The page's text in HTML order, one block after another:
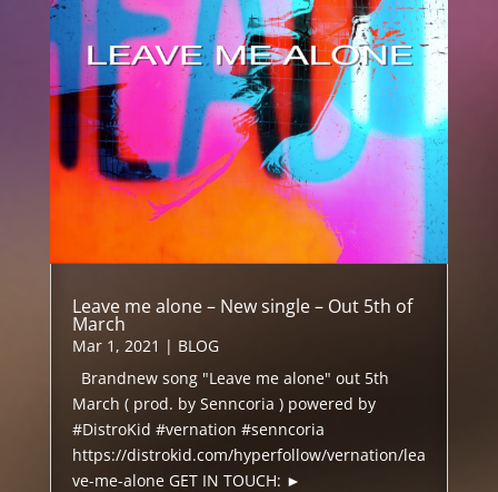
Leave me alone – New single – Out 5th of
March
Mar 1, 2021 | BLOG
Brandnew song "Leave me alone" out 5th
March ( prod. by Senncoria ) powered by
#DistroKid #vernation #senncoria
https://distrokid.com/hyperfollow/vernation/lea
ve-me-alone GET IN TOUCH: ►